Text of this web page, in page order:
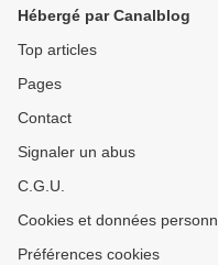
Hébergé par Canalblog
Top articles
Pages
Contact
Signaler un abus
C.G.U.
Cookies et données
Préférences cookies